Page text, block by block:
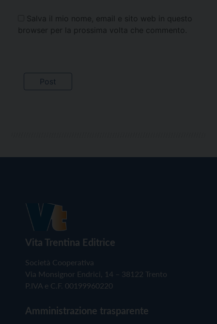
Salva il mio nome, email e sito web in questo
browser per la prossima volta che commento.
Vita Trentina Editrice
Società Cooperativa
Via Monsignor Endrici, 14 – 38122 Trento
P.IVA e C.F. 00199960220
Amministrazione trasparente